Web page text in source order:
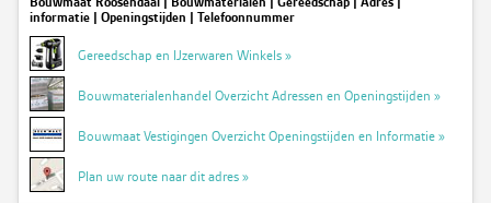
informatie | Openingstijden | Telefoonnummer
Gereedschap en IJzerwaren Winkels »
Bouwmaterialenhandel Overzicht Adressen en Openingstijden »
Bouwmaat Vestigingen Overzicht Openingstijden en Informatie »
Plan uw route naar dit adres »